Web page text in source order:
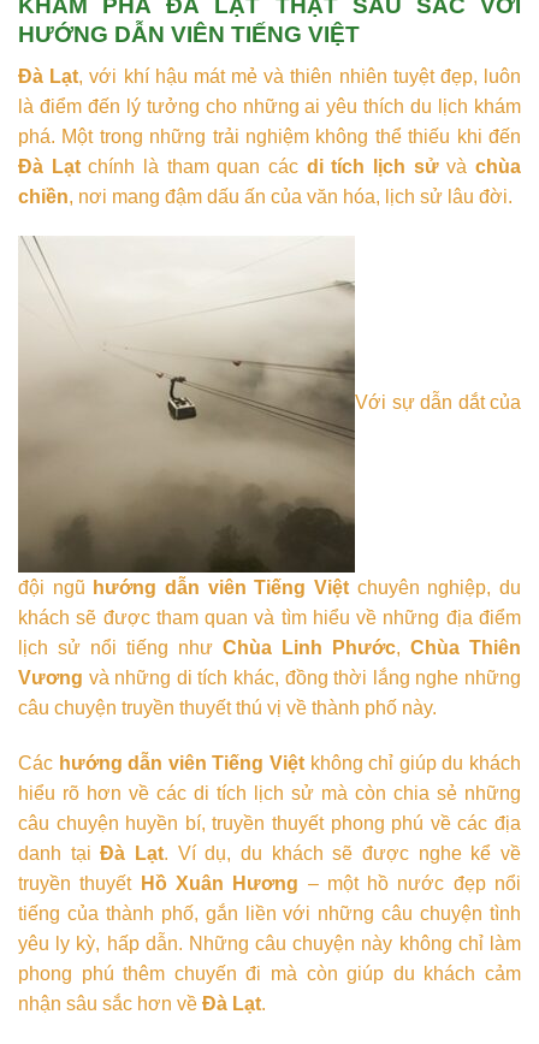
KHÁM PHÁ ĐÀ LẠT THẬT SÂU SẮC VỚI
HƯỚNG DẪN VIÊN TIẾNG VIỆT
Đà Lạt, với khí hậu mát mẻ và thiên nhiên tuyệt đẹp, luôn
là điểm đến lý tưởng cho những ai yêu thích du lịch khám
phá. Một trong những trải nghiệm không thể thiếu khi đến
Đà Lạtchính là tham quan các di tích lịch sửvàchùa
chiền, nơi mang đậm dấu ấn của văn hóa, lịch sử lâu đời.
Với sự dẫn dắt của
đội ngũ hướng dẫn viên Tiếng Việt chuyên nghiệp, du
khách sẽ được tham quan và tìm hiểu về những địa điểm
lịch sử nổi tiếng như Chùa Linh Phước, Chùa Thiên
Vương và những di tích khác, đồng thời lắng nghe những
câu chuyện truyền thuyết thú vị về thành phố này.
Các hướng dẫn viên Tiếng Việt không chỉ giúp du khách
hiểu rõ hơn về các di tích lịch sử mà còn chia sẻ những
câu chuyện huyền bí, truyền thuyết phong phú về các địa
danh tạiĐà Lạt. Ví dụ, du khách sẽ được nghe kể về
truyền thuyết Hồ Xuân Hương – một hồ nước đẹp nổi
tiếng của thành phố, gắn liền với những câu chuyện tình
yêu ly kỳ, hấp dẫn. Những câu chuyện này không chỉ làm
phong phú thêm chuyến đi mà còn giúp du khách cảm
nhận sâu sắc hơn về Đà Lạt.